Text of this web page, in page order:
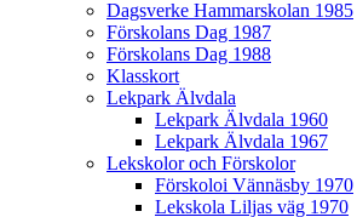
Dagsverke Hammarskolan 1985
Förskolans Dag 1987
Förskolans Dag 1988
Klasskort
Lekpark Älvdala
Lekpark Älvdala 1960
Lekpark Älvdala 1967
Lekskolor och Förskolor
Förskoloi Vännäsby 1970
Lekskola Liljas väg 1970